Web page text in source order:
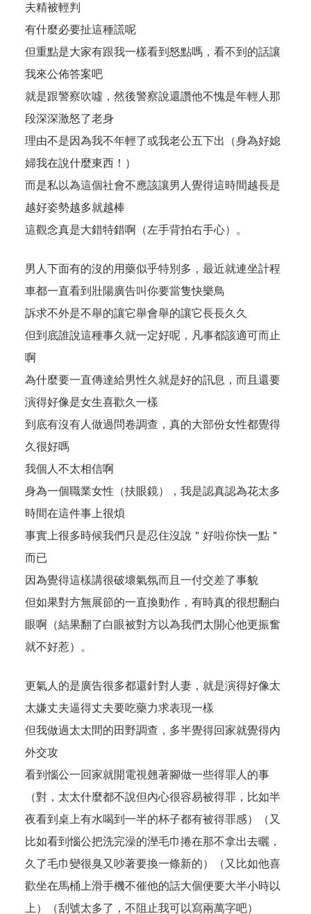
夫精被輕判
有什麼必要扯這種謊呢
但重點是大家有跟我一樣看到怒點嗎，看不到的話讓
我來公佈答案吧
就是跟警察吹噓，然後警察說還讚他不愧是年輕人那
段深深激怒了老身
理由不是因為我不年輕了或我老公五下出（身為好媳
婦我在說什麼東西！）
而是私以為這個社會不應該讓男人覺得這時間越長是
越好姿勢越多就越棒
這觀念真是大錯特錯啊（左手背拍右手心）。
男人下面有的沒的用藥似乎特別多，最近就連坐計程
車都一直看到壯陽廣告叫你要當隻快樂鳥
訴求不外是不舉的讓它舉會舉的讓它長長久久
但到底誰說這種事久就一定好呢，凡事都該適可而止
啊
為什麼要一直傳達給男性久就是好的訊息，而且還要
演得好像是女生喜歡久一樣
到底有沒有人做過問卷調查，真的大部份女性都覺得
久很好嗎
我個人不太相信啊
身為一個職業女性（扶眼鏡），我是認真認為花太多
時間在這件事上很煩
事實上很多時候我們只是忍住沒說＂好啦你快一點＂
而已
因為覺得這樣講很破壞氣氛而且一付交差了事貌
但如果對方無展節的一直換動作，有時真的很想翻白
眼啊（結果翻了白眼被對方以為我們太開心他更振奮
就不好惹）。
更氣人的是廣告很多都還針對人妻，就是演得好像太
太嫌丈夫逼得丈夫要吃藥力求表現一樣
但我做過太太間的田野調查，多半覺得回家就覺得內
外交攻
看到惱公一回家就開電視翹著腳做一些得罪人的事
（對，太太什麼都不說但內心很容易被得罪，比如半
夜看到桌上有水喝到一半的杯子都有被得罪感）（又
比如看到惱公把洗完澡的溼毛巾捲在那不拿出去曬，
久了毛巾變很臭又吵著要換一條新的）（又比如他喜
歡坐在馬桶上滑手機不催他的話大個便要大半小時以
上）（刮號太多了，不阻止我可以寫兩萬字吧）